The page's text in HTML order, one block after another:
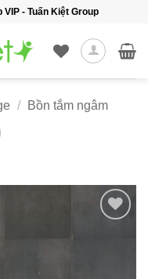
- Tuấn Kiệt Group
/ Bồn tắm ngâm